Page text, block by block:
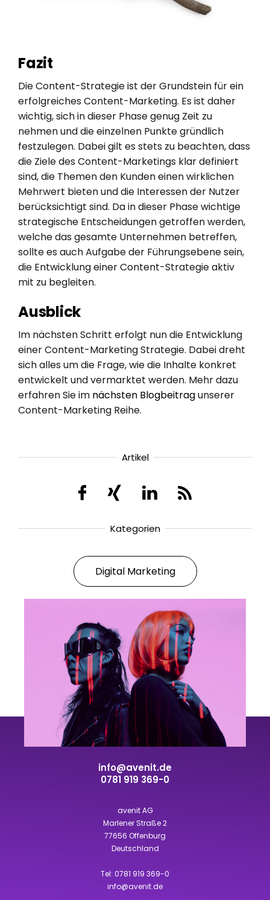
Fazit
Die Content-Strategie ist der Grundstein für ein
erfolgreiches Content-Marketing. Es ist daher
wichtig, sich in dieser Phase genug Zeit zu
nehmen und die einzelnen Punkte gründlich
festzulegen. Dabei gilt es stets zu beachten, dass
die Ziele des Content-Marketings klar definiert
sind, die Themen den Kunden einen wirklichen
Mehrwert bieten und die Interessen der Nutzer
berücksichtigt sind. Da in dieser Phase wichtige
strategische Entscheidungen getroffen werden,
welche das gesamte Unternehmen betreffen,
sollte es auch Aufgabe der Führungsebene sein,
die Entwicklung einer Content-Strategie aktiv
mit zu begleiten.
Ausblick
Im nächsten Schritt erfolgt nun die Entwicklung
einer Content-Marketing Strategie. Dabei dreht
sich alles um die Frage, wie die Inhalte konkret
entwickelt und vermarktet werden. Mehr dazu
erfahren Sie im nächsten Blogbeitragunserer
Content-Marketing Reihe.
Artikel
Kategorien
Digital Marketing
info@avenit.de
0781 919 369-0
avenit AG
Marlener Straße 2
77656 Offenburg
Deutschland
Tel: 0781 919 369-0
info@avenit.de